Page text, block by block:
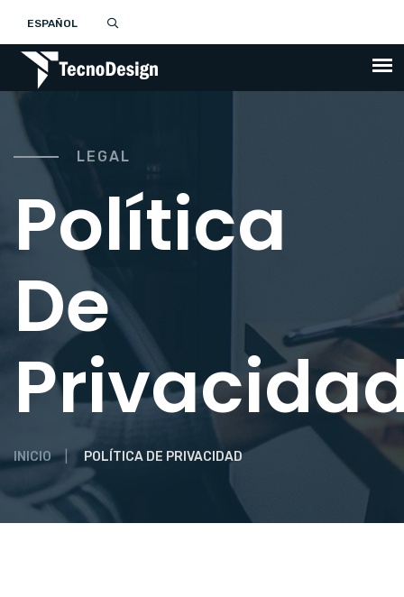
ESPAÑOL
LEGAL
Política
De
INICIO POLÍTICA DE PRIVACIDAD